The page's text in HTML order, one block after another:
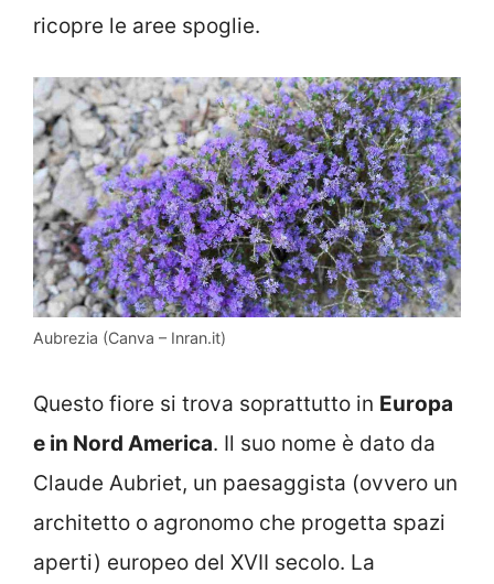
ricopre le aree spoglie.
Aubrezia (Canva – Inran.it)
Questo fiore si trova soprattutto in Europa
e in Nord America. Il suo nome è dato da
Claude Aubriet, un paesaggista (ovvero un
architetto o agronomo che progetta spazi
aperti) europeo del XVII secolo. La